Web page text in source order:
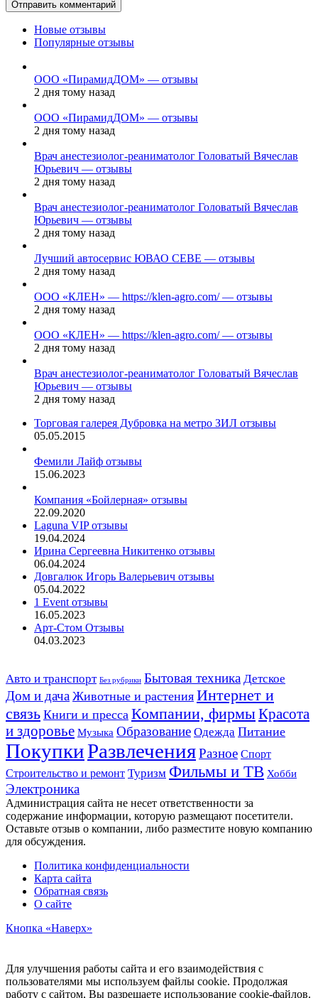
Новые отзывы
Популярные отзывы
ООО «ПирамидДОМ» — отзывы
2 дня тому назад
ООО «ПирамидДОМ» — отзывы
2 дня тому назад
Врач анестезиолог-реаниматолог Головатый Вячеслав
Юрьевич — отзывы
2 дня тому назад
Врач анестезиолог-реаниматолог Головатый Вячеслав
Юрьевич — отзывы
2 дня тому назад
Лучший автосервис ЮВАО CEBE — отзывы
2 дня тому назад
ООО «КЛЕН» — https://klen-agro.com/ — отзывы
2 дня тому назад
ООО «КЛЕН» — https://klen-agro.com/ — отзывы
2 дня тому назад
Врач анестезиолог-реаниматолог Головатый Вячеслав
Юрьевич — отзывы
2 дня тому назад
Торговая галерея Дубровка на метро ЗИЛ отзывы
05.05.2015
Фемили Лайф отзывы
15.06.2023
Компания «Бойлерная» отзывы
22.09.2020
Laguna VIP отзывы
19.04.2024
Ирина Сергеевна Никитенко отзывы
06.04.2024
Довгалюк Игорь Валерьевич отзывы
05.04.2022
1 Event отзывы
16.05.2023
Арт-Стом Отзывы
04.03.2023
Авто и транспорт Без рубрики Бытовая техника Детское
Дом и дача Животные и растения Интернет и
связь Книги и пресса Компании, фирмыКрасота
и здоровье Музыка Образование Одежда Питание
ПокупкиРазвлеченияРазное Спорт
Строительство и ремонт Туризм Фильмы и ТВ Хобби
Электроника
Администрация сайта не несет ответственности за
содержание информации, которую размещают посетители.
Оставьте отзыв о компании, либо разместите новую компанию
для обсуждения.
Политика конфиденциальности
Карта сайта
Обратная связь
О сайте
Кнопка «Наверх»
Для улучшения работы сайта и его взаимодействия с
пользователями мы используем файлы cookie. Продолжая
работу с сайтом, Вы разрешаете использование cookie-файлов.